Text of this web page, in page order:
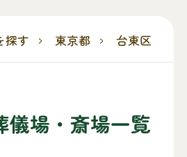
探す 東京都 台東区
儀場・斎場一覧